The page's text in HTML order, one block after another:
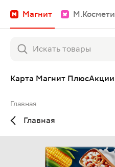
Магнит
Карта Магнит ПлюсАкции
Главная
Главная